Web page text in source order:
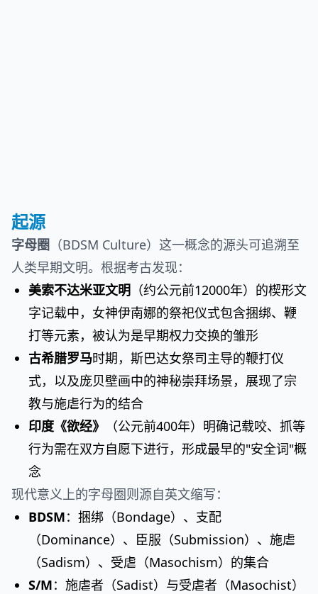
起源
字母圈 （BDSM Culture）这一概念的源头可追溯至
人类早期文明。根据考古发现：
美索不达米亚文明 （约公元前12000年）的楔形文
字记载中，女神伊南娜的祭祀仪式包含捆绑、鞭
打等元素，被认为是早期权力交换的雏形
古希腊罗马时期，斯巴达女祭司主导的鞭打仪
式，以及庞贝壁画中的神秘崇拜场景，展现了宗
教与施虐行为的结合
印度《欲经》
（公元前400年）明确记载咬、抓等
行为需在双方自愿下进行，形成最早的"安全词"概
念
现代意义上的字母圈则源自英文缩写：
BDSM：捆绑（Bondage）、支配
（Dominance）、臣服（Submission）、施虐
（Sadism）、受虐（Masochism）的集合
S/M：施虐者（Sadist）与受虐者（Masochist）